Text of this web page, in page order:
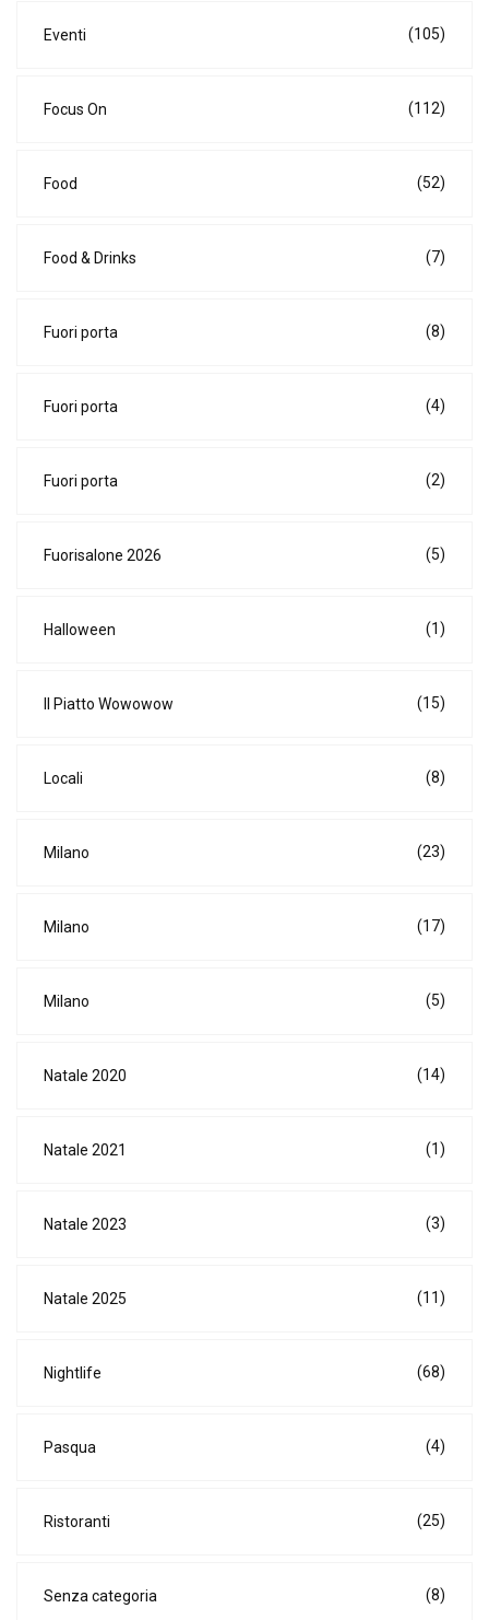
Eventi (105)
Focus On (112)
Food (52)
Food & Drinks (7)
Fuori porta (8)
Fuori porta (4)
Fuori porta (2)
Fuorisalone 2026 (5)
Halloween (1)
Il Piatto Wowowow (15)
Locali (8)
Milano (23)
Milano (17)
Milano (5)
Natale 2020 (14)
Natale 2021 (1)
Natale 2023 (3)
Natale 2025 (11)
Nightlife (68)
Pasqua (4)
Ristoranti (25)
Senza categoria (8)